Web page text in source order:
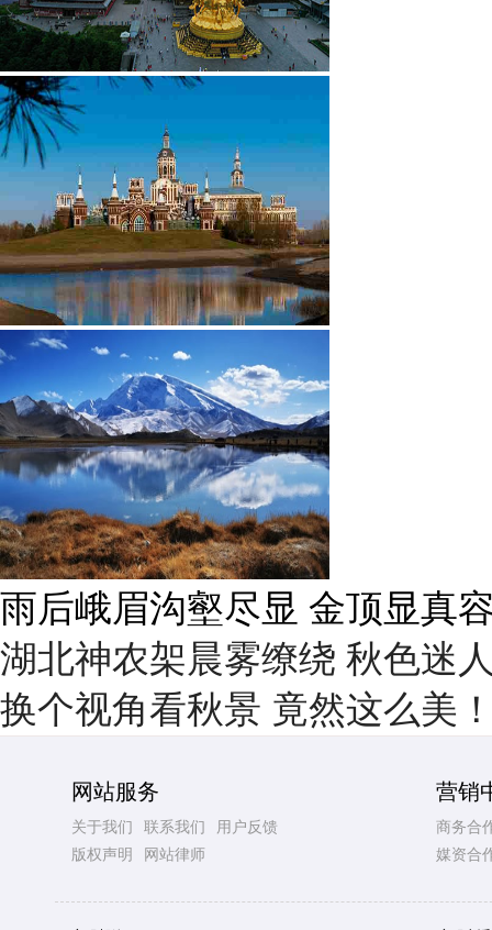
雨后峨眉沟壑尽显 金顶显真
湖北神农架晨雾缭绕 秋色迷
换个视角看秋景 竟然这么美
网站服务
关于我们 联系我们
用户反馈
版权声明
网站律师
营销
商务合
媒资合